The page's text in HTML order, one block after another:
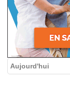
Aujourd'hui